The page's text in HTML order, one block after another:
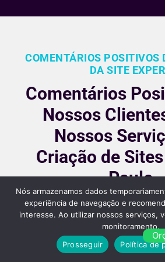
COMENTÁRIOS POSITIVOS
DA SITE
Comentários
Nossos
Nossos
Criação de
Paulo
Nossos clientes são fiéis pois
serviços e nos recomendam,
comentários:
Nós armazenamos dados
experiência de navegação e
interesse. Ao utilizar nossos serviços,
monitoramento.
Prosseguir
Política de